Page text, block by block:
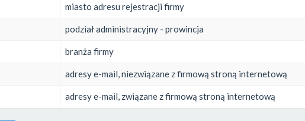
miasto adresu rejestracji firmy
podział administracyjny - prowincja
branża firmy
adresy e-mail, niezwiązane z firmową stroną internetową
adresy e-mail, związane z firmową stroną internetową